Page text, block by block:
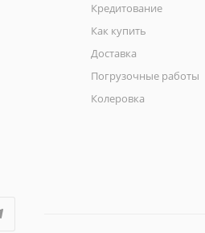
Кредитование
Как купить
Доставка
Погрузочные работы
Колеровка